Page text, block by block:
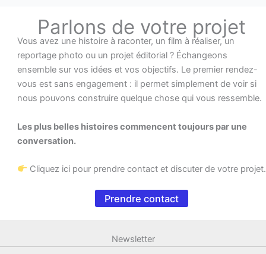
Parlons de votre projet
Vous avez une histoire à raconter, un film à réaliser, un
reportage photo ou un projet éditorial ? Échangeons
ensemble sur vos idées et vos objectifs. Le premier rendez-
vous est sans engagement : il permet simplement de voir si
nous pouvons construire quelque chose qui vous ressemble.
Les plus belles histoires commencent toujours par une
conversation.
Cliquez ici pour prendre contact et discuter de votre projet.
Prendre contact
Newsletter